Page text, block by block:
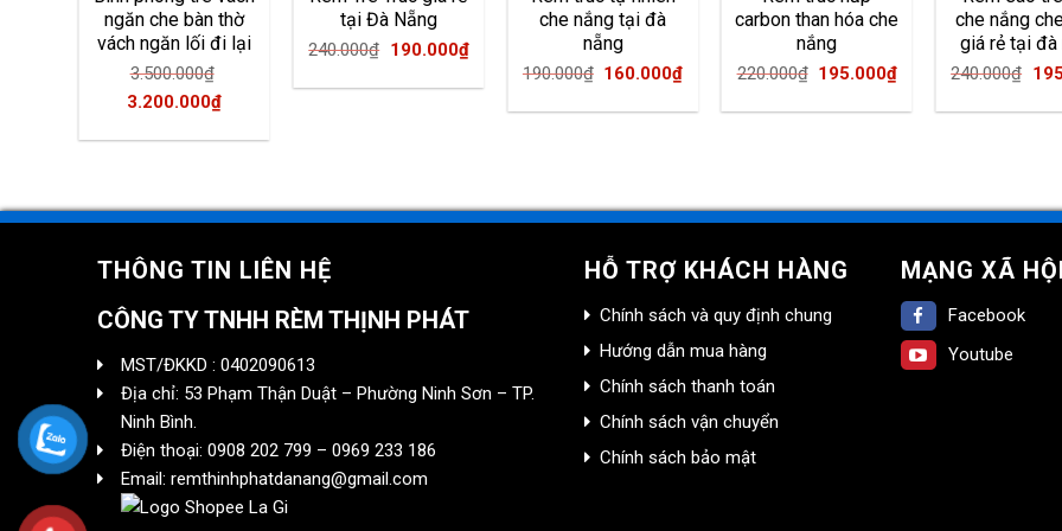
ngăn che bàn thờ
vách ngăn lối đi lại
3.500.000₫
Original
3.200.000₫Current
tại Đà Nẵng
240.000₫ Original
190.000₫Current
che nắng tại đà
nẵng
190.000₫ Original
160.000₫Current
carbon than hóa che
nắng
220.000₫ Original
195.000₫Current
che nắng
giá rẻ tại đà
240.000₫
THÔNG TIN LIÊN HỆ
CÔNG TY TNHH RÈM THỊNH PHÁT
MST/ĐKKD : 0402090613
Địa chỉ: 53 Phạm Thận Duật – Phường Ninh Sơn – TP.
Ninh Bình.
Điện thoại: 0908 202 799 – 0969 233 186
Email: remthinhphatdanang@gmail.com
HỖ TRỢ KHÁCH HÀNG
Chính sách và quy định chung
Hướng dẫn mua hàng
Chính sách thanh toán
Chính sách vận chuyển
Chính sách bảo mật
MẠNG XÃ HỘI
Facebook
Youtube